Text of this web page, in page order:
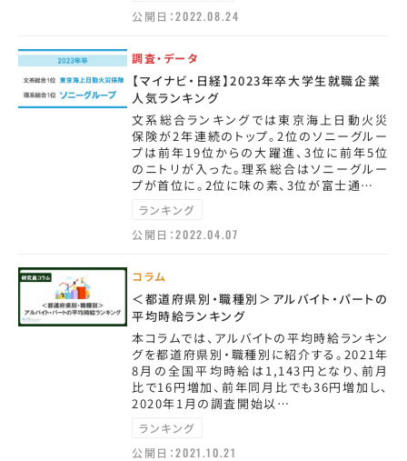
公開日：2022.08.24
調査・データ
【マイナビ・日経】2023年卒大学生就職企業
人気ランキング
文系総合ランキングでは東京海上日動火災
保険が2年連続のトップ。2位のソニーグルー
プは前年19位からの大躍進、3位に前年5位
のニトリが入った。理系総合はソニーグルー
プが首位に。2位に味の素、3位が富士通…
ランキング
公開日：2022.04.07
コラム
＜都道府県別・職種別＞アルバイト・パートの
平均時給ランキング
本コラムでは、アルバイトの平均時給ランキン
グを都道府県別・職種別に紹介する。2021年
8月の全国平均時給は1,143円となり、前月
比で16円増加、前年同月比でも36円増加し、
2020年1月の調査開始以…
ランキング
公開日：2021.10.21